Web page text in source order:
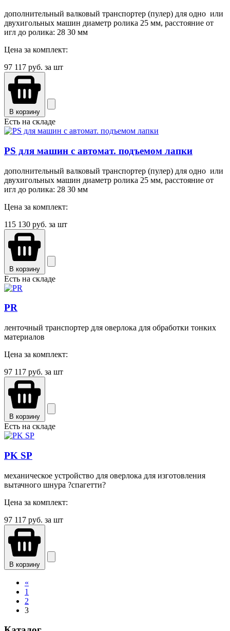
дополнительный валковый транспортер (пулер) для одно или
двухигольных машин диаметр ролика 25 мм, расстояние от
игл до ролика: 28 30 мм
Цена за комплект:
97 117 руб. за шт
В корзину
Есть на складе
PS для машин с автомат. подъемом лапки
дополнительный валковый транспортер (пулер) для одно или
двухигольных машин диаметр ролика 25 мм, расстояние от
игл до ролика: 28 30 мм
Цена за комплект:
115 130 руб. за шт
В корзину
Есть на складе
PR
ленточный транспортер для оверлока для обработки тонких
материалов
Цена за комплект:
97 117 руб. за шт
В корзину
Есть на складе
PK SP
механическое устройство для оверлока для изготовления
вытачного шнура ?спагетти?
Цена за комплект:
97 117 руб. за шт
В корзину
«
1
2
3